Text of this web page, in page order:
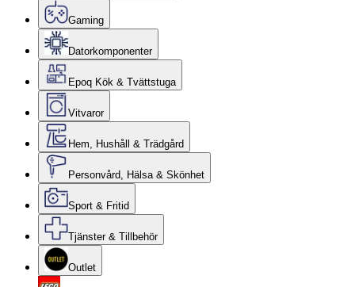
Gaming
Datorkomponenter
Epoq Kök & Tvättstuga
Vitvaror
Hem, Hushåll & Trädgård
Personvård, Hälsa & Skönhet
Sport & Fritid
Tjänster & Tillbehör
Outlet